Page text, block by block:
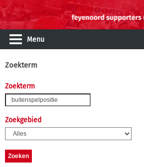
Menu
Zoekterm
Zoekterm
Zoekgebied